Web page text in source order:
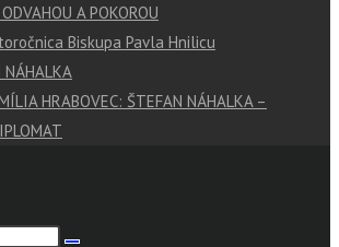
A POKOROU
Biskupa Pavla Hnilicu
NÁHALKA
HRABOVEC: ŠTEFAN NÁHALKA –